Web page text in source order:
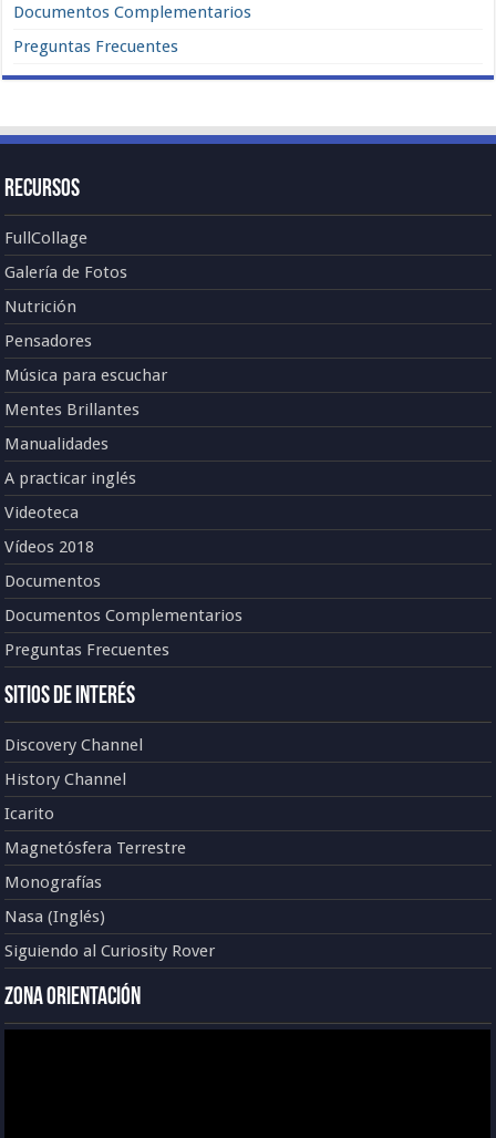
Documentos Complementarios
Preguntas Frecuentes
Recursos
FullCollage
Galería de Fotos
Nutrición
Pensadores
Música para escuchar
Mentes Brillantes
Manualidades
A practicar inglés
Videoteca
Vídeos 2018
Documentos
Documentos Complementarios
Preguntas Frecuentes
Sitios de Interés
Discovery Channel
History Channel
Icarito
Magnetósfera Terrestre
Monografías
Nasa (Inglés)
Siguiendo al Curiosity Rover
Zona Orientación